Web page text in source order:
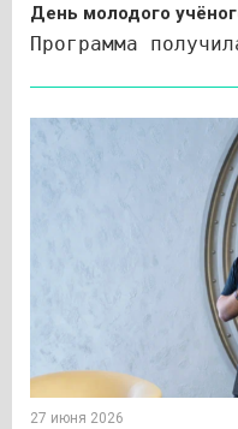
День молодого
Программа
27 июня 2026